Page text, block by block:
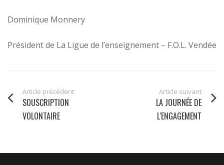
Dominique Monnery
Président de La Ligue de l’enseignement – F.O.L. Vendée
Article précédent
SOUSCRIPTION
VOLONTAIRE
Article suivant
LA JOURNÉE DE
L'ENGAGEMENT